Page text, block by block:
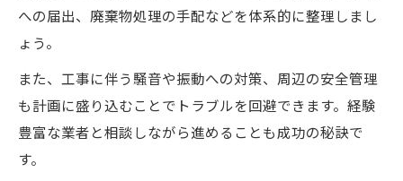
への届出、廃棄物処理の手配などを体系的に整理しまし
ょう。
また、工事に伴う騒音や振動への対策、周辺の安全管理
も計画に盛り込むことでトラブルを回避できます。経験
豊富な業者と相談しながら進めることも成功の秘訣で
す。